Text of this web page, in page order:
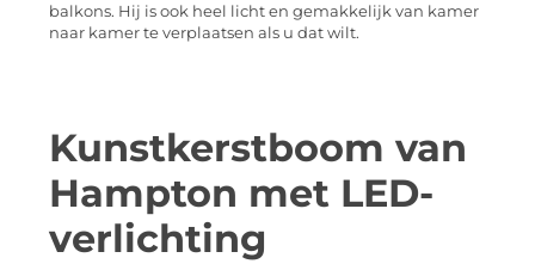
balkons. Hij is ook heel licht en gemakkelijk van kamer
naar kamer te verplaatsen als u dat wilt.
Kunstkerstboom van
Hampton met LED-
verlichting